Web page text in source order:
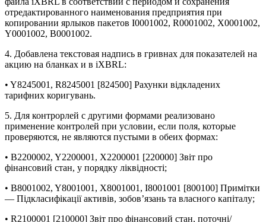
отредактированного наименования предприятия при
копировании ярлыков пакетов I0001002, R0001002, X0001002,
Y0001002, B0001002.
4. Добавлена текстовая надпись в гривнах для показателей на
акцию на бланках и в iXBRL:
• Y8245001, R8245001 [824500] Рахунки відкладених
тарифних коригувань.
5. Для контрорлей с другими формами реализовано
применение контролей при условии, если поля, которые
проверяются, не являются пустыми в обеих формах:
• B2200002, Y2200001, X2200001 [220000] Звіт про
фінансовий стан, у порядку ліквідності;
• B8001002, Y8001001, X8001001, I8001001 [800100] Примітки
— Підкласифікації активів, зобов’язань та власного капіталу;
• R2100001 [210000] Звіт про фінансовий стан, поточні/